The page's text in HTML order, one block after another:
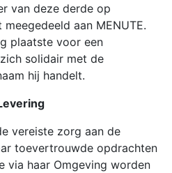
van deze derde op
aan MENUTE.
plaatste voor een
solidair met de
hij handelt.
vereiste zorg aan de
toevertrouwde opdrachten
via haar Omgeving worden